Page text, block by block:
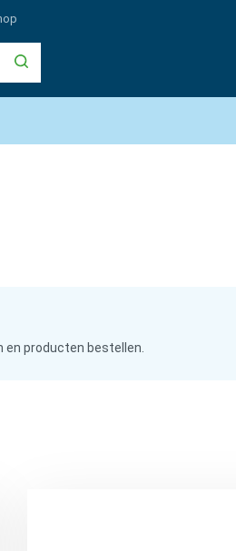
en producten bestellen.